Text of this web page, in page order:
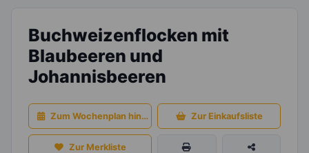
Buchweizenflocken mit
Blaubeeren und
Johannisbeeren
Zum Wochenplan hinzufügen Zur Einkaufsliste
Zur Merkliste